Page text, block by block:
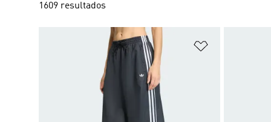
1609 resultados
Añadir a la